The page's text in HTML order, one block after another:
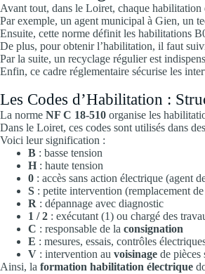
Avant tout, dans le Loiret, chaque
Par exemple, un agent municipal à Gien, un
Ensuite, cette norme définit les habilitations
De plus, pour obtenir l’habilitation, il faut
Par la suite, un recyclage régulier est
Enfin, ce cadre réglementaire sécurise les
Les Codes d’Habilitation :
La norme NF C 18-510 organise les
Dans le Loiret, ces codes sont utilisés dans
Voici leur signification :
B : basse tension
H : haute tension
0 : accès sans action électrique (agent
S : petite intervention (remplacement
R : dépannage avec diagnostic
1 / 2 : exécutant (1) ou chargé des
C : responsable de la consignation
E : mesures, essais, contrôles
V : intervention au voisinage de pièces
Ainsi, la formation habilitation électrique